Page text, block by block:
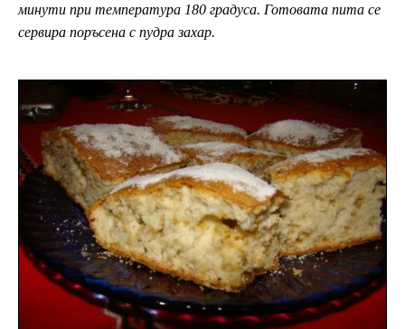
минути при температура 180 градуса. Готовата пита се
сервира поръсена с пудра захар.